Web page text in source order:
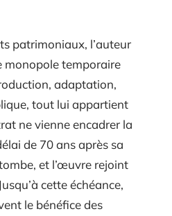
patrimoniaux, l’auteur
monopole temporaire
adaptation,
tout lui appartient
ne vienne encadrer la
de 70 ans après sa
et l’œuvre rejoint
cette échéance,
le bénéfice des